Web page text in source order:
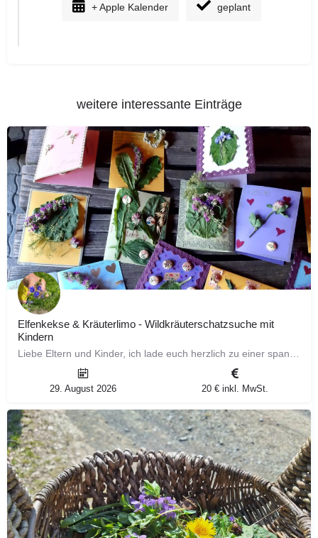
+ Apple Kalender geplant
weitere interessante Einträge
Elfenkekse & Kräuterlimo - Wildkräuterschatzsuche mit
Kindern
29. August 2026 20 € inkl. MwSt.